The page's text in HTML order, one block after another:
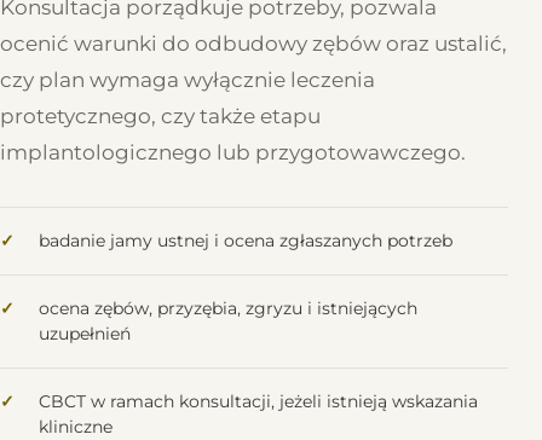
Konsultacja porządkuje potrzeby, pozwala
ocenić warunki do odbudowy zębów oraz ustalić,
czy plan wymaga wyłącznie leczenia
protetycznego, czy także etapu
implantologicznego lub przygotowawczego.
badanie jamy ustnej i ocena zgłaszanych potrzeb
ocena zębów, przyzębia, zgryzu i istniejących
uzupełnień
CBCT w ramach konsultacji, jeżeli istnieją wskazania
kliniczne